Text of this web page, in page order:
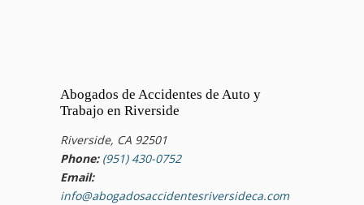
Abogados de Accidentes de Auto y
Trabajo en Riverside
Riverside, CA 92501
Phone: (951) 430-0752
Email:
info@abogadosaccidentesriversideca.com